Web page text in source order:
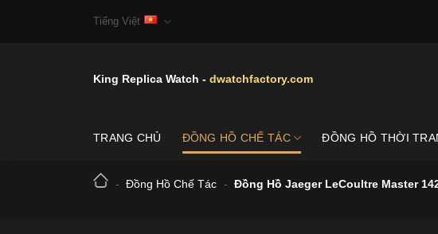
Tiếng Việt
King Replica Watch - dwatchfactory.com
TRANG CHỦ ĐỒNG HỒ CHẾ TÁC ĐỒNG HỒ THỜI
- Đồng Hồ Chế Tác - Đồng Hồ Jaeger LeCoultre Master